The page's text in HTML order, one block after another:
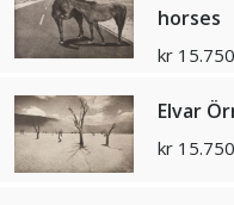
horses
kr
Elvar
kr